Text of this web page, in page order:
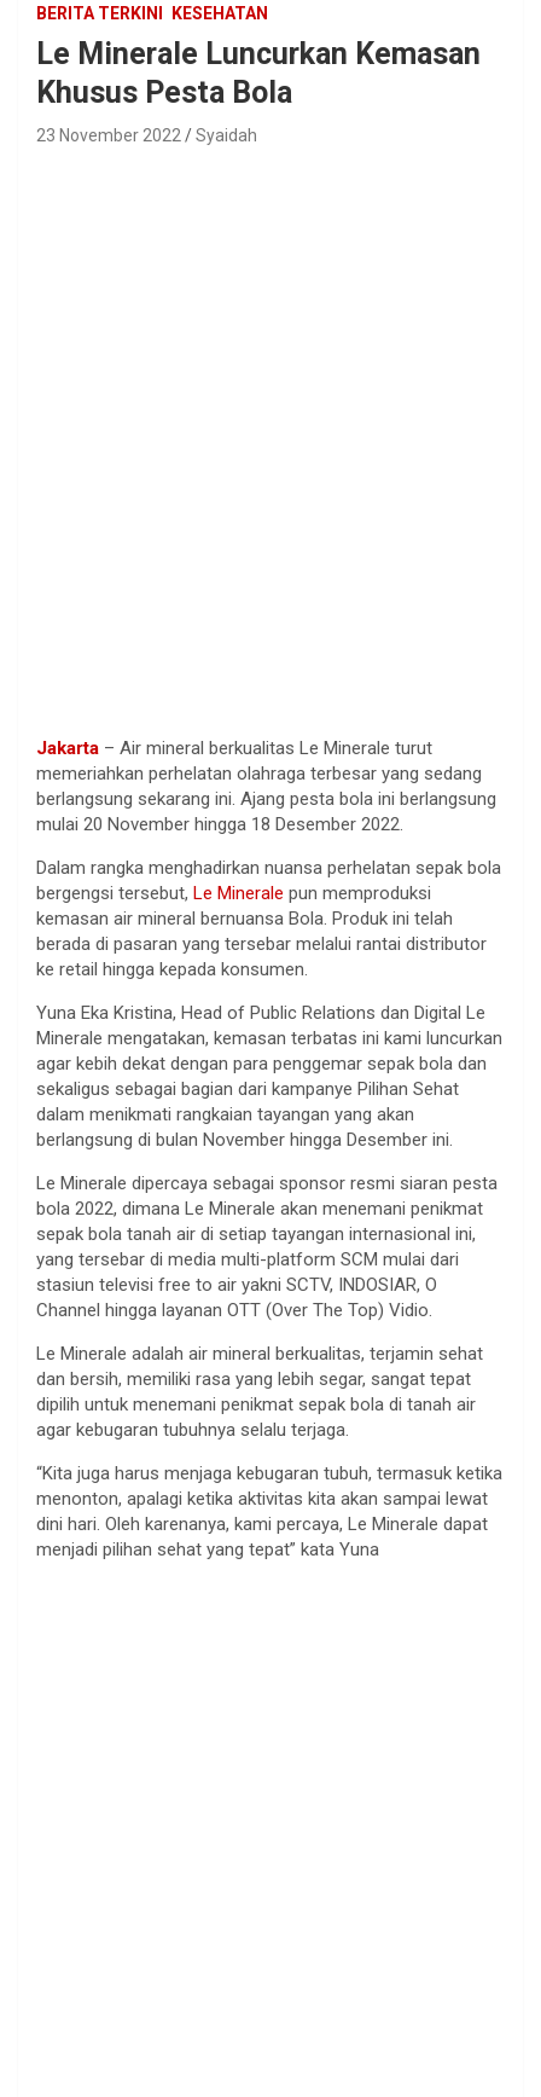
BERITA TERKINI KESEHATAN
Le Minerale Luncurkan Kemasan
Khusus Pesta Bola
23 November 2022 Syaidah
Jakarta – Air mineral berkualitas Le Minerale turut
memeriahkan perhelatan olahraga terbesar yang sedang
berlangsung sekarang ini. Ajang pesta bola ini berlangsung
mulai 20 November hingga 18 Desember 2022.
Dalam rangka menghadirkan nuansa perhelatan sepak bola
bergengsi tersebut, Le Minerale pun memproduksi
kemasan air mineral bernuansa Bola. Produk ini telah
berada di pasaran yang tersebar melalui rantai distributor
ke retail hingga kepada konsumen.
Yuna Eka Kristina, Head of Public Relations dan Digital Le
Minerale mengatakan, kemasan terbatas ini kami luncurkan
agar kebih dekat dengan para penggemar sepak bola dan
sekaligus sebagai bagian dari kampanye Pilihan Sehat
dalam menikmati rangkaian tayangan yang akan
berlangsung di bulan November hingga Desember ini.
Le Minerale dipercaya sebagai sponsor resmi siaran pesta
bola 2022, dimana Le Minerale akan menemani penikmat
sepak bola tanah air di setiap tayangan internasional ini,
yang tersebar di media multi-platform SCM mulai dari
stasiun televisi free to air yakni SCTV, INDOSIAR, O
Channel hingga layanan OTT (Over The Top) Vidio.
Le Minerale adalah air mineral berkualitas, terjamin sehat
dan bersih, memiliki rasa yang lebih segar, sangat tepat
dipilih untuk menemani penikmat sepak bola di tanah air
agar kebugaran tubuhnya selalu terjaga.
“Kita juga harus menjaga kebugaran tubuh, termasuk ketika
menonton, apalagi ketika aktivitas kita akan sampai lewat
dini hari. Oleh karenanya, kami percaya, Le Minerale dapat
menjadi pilihan sehat yang tepat” kata Yuna